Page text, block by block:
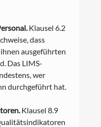
Klausel 6.2
dass
ausgeführten
Das LIMS-
wer
durchgeführt hat.
Klausel 8.9